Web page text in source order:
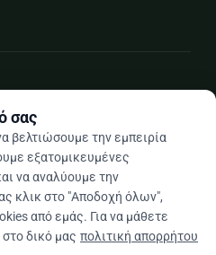
κριτικών
σας
βελτιώσουμε την εμπειρία
εξατομικευμένες
να αναλύουμε την
κλικ στο "Αποδοχή όλων",
από εμάς. Για να μάθετε
στο δικό μας πολιτική απορρήτου